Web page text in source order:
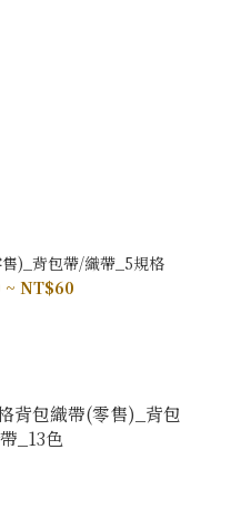
)_背包帶/織帶_5規格
~ NT$60